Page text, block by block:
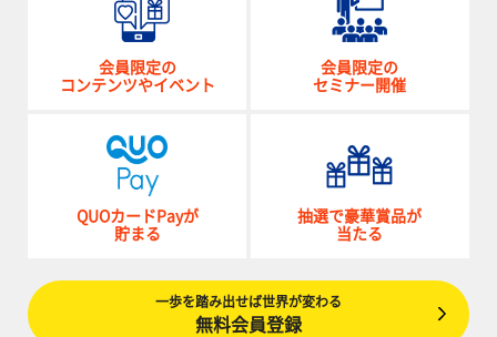
会員限定の
コンテンツやイベント
会員限定の
セミナー開催
QUOカードPayが
貯まる
抽選で豪華賞品が
当たる
一歩を踏み出せば世界が変わる
無料会員登録